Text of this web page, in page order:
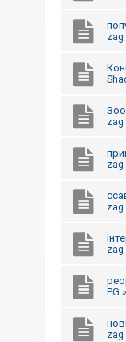
zag
zag
zag
zag
zag
PG »
zag